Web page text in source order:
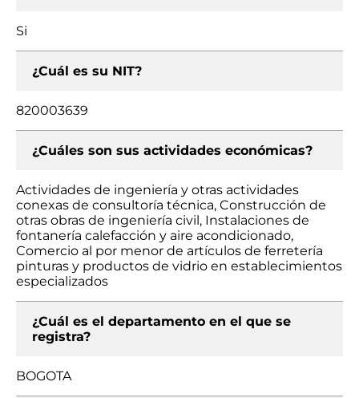
Si
¿Cuál es su NIT?
820003639
¿Cuáles son sus actividades económicas?
Actividades de ingeniería y otras actividades
conexas de consultoría técnica, Construcción de
otras obras de ingeniería civil, Instalaciones de
fontanería calefacción y aire acondicionado,
Comercio al por menor de artículos de ferretería
pinturas y productos de vidrio en establecimientos
especializados
¿Cuál es el departamento en el que se
registra?
BOGOTA